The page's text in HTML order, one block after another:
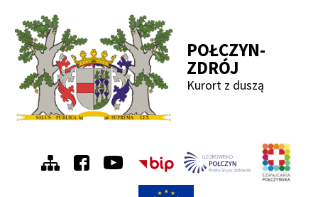
Przejdź
do
menu
Przejdź
do
treści
Przejdź
do
wyszukiwania
Przejdź
do
stopki
POŁCZYN-
ZDRÓJ
Kurort z duszą
Menu
prawe